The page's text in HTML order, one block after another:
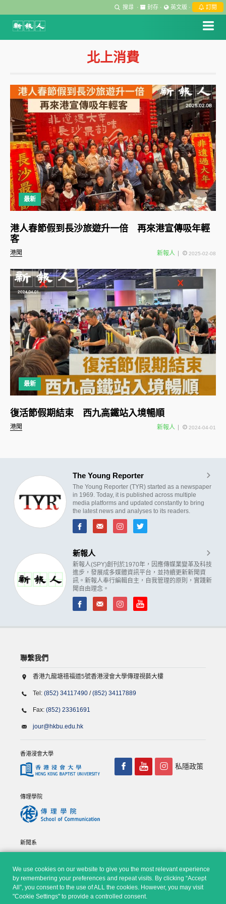
搜尋 · 封存 · 英文版 · 訂閱
北上消費
最新
港聞
港人春節假到長沙旅遊升一倍 再來港宣傳吸年輕
客
新報人 2025-02-08
最新
港聞
復活節假期結束 西九高鐵站入境暢順
新報人 2024-04-01
The Young Reporter
The Young Reporter (TYR) started as a newspaper
in 1969. Today, it is published across multiple
media platforms and updated constantly to bring
the latest news and analyses to its readers.
新報人
新報人(SPY)創刊於1970年，因應傳媒業變革及科技
進步，發展成多媒體資訊平台，並持續更新新聞資
訊。新報人奉行編輯自主，自我管理的原則，實踐新
聞自由理念。
We use cookies on our website to give you the most relevant experience
by remembering your preferences and repeat visits. By clicking “Accept
All”, you consent to the use of ALL the cookies. However, you may visit
"Cookie Settings" to provide a controlled consent.
聯繫我們
香港九龍塘禧福道5號香港浸會大學傳理視藝大樓
Tel: (852) 34117490 /(852) 34117889
Fax: (852) 23361691
jour@hkbu.edu.hk
香港浸會大學
傳理學院
新聞系
私隱政策